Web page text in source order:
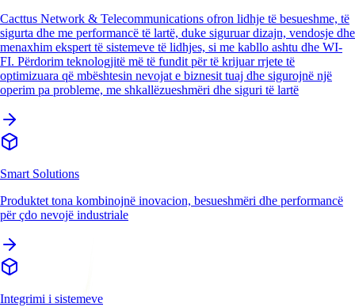
Cacttus Network & Telecommunications ofron lidhje të besueshme, të
sigurta dhe me performancë të lartë, duke siguruar dizajn, vendosje dhe
menaxhim ekspert të sistemeve të lidhjes, si me kabllo ashtu dhe WI-
FI. Përdorim teknologjitë më të fundit për të krijuar rrjete të
optimizuara që mbështesin nevojat e biznesit tuaj dhe sigurojnë një
operim pa probleme, me shkallëzueshmëri dhe siguri të lartë
Smart Solutions
Produktet tona kombinojnë inovacion, besueshmëri dhe performancë
për çdo nevojë industriale
Integrimi i sistemeve